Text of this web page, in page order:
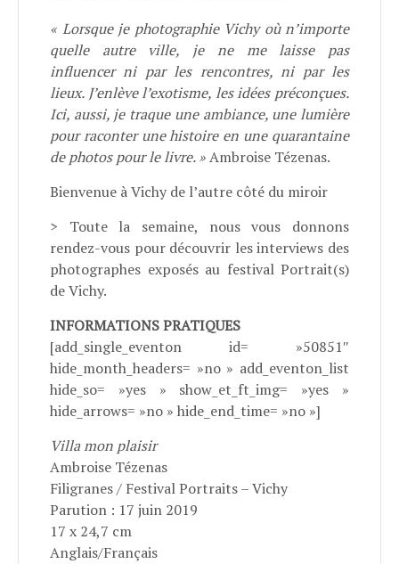
« Lorsque je photographie Vichy où n’importe
quelle autre ville, je ne me laisse pas
influencer ni par les rencontres, ni par les
lieux. J’enlève l’exotisme, les idées préconçues.
Ici, aussi, je traque une ambiance, une lumière
pour raconter une histoire en une quarantaine
de photos pour le livre. »Ambroise Tézenas.
Bienvenue à Vichy de l’autre côté du miroir
> Toute la semaine, nous vous donnons
rendez-vous pour découvrir les interviews des
photographes exposés au festival Portrait(s)
de Vichy.
INFORMATIONS PRATIQUES
[add_single_eventon id= »50851″
hide_month_headers= »no » add_eventon_list
hide_so= »yes » show_et_ft_img= »yes »
hide_arrows= »no » hide_end_time= »no »]
Villa mon plaisir
Ambroise Tézenas
Filigranes / Festival Portraits – Vichy
Parution : 17 juin 2019
17 x 24,7 cm
Anglais/Français